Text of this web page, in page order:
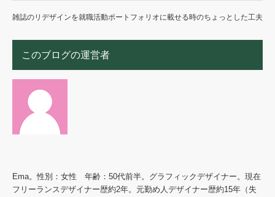
雑誌のリデザインを就職活動ポートフォリオに載せる時のちょっとした工夫
このブログの運営者
Ema。性別：女性 年齢：50代前半。グラフィックデザイナー。現在
フリーランスデザイナー歴約2年。元勤め人デザイナー歴約15年（失